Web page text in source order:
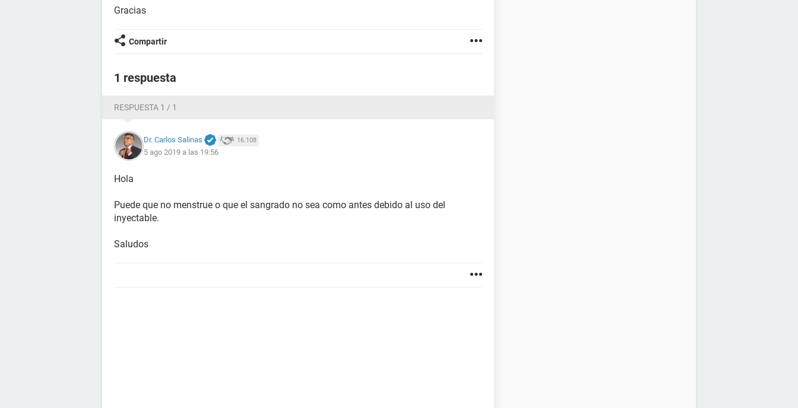
Gracias
Compartir
1 respuesta
RESPUESTA 1 / 1
Dr. Carlos Salinas 16.108
5 ago 2019 a las 19:56
Hola
Puede que no menstrue o que el sangrado no sea como antes debido al uso del
inyectable.
Saludos